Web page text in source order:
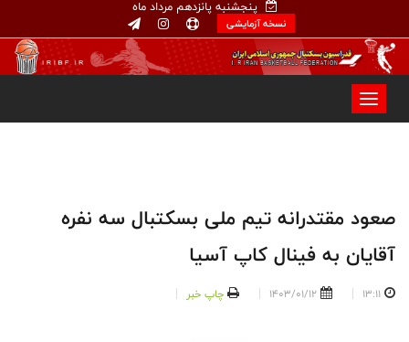
پنجشنبه پانزدهم مرداد ماه
نسخه آزمایشی
صعود مقتدرانه تیم ملی بسکتبال سه نفره
آقایان به فینال کاپ آسیا
13:11
1403/01/12 چاپ خبر